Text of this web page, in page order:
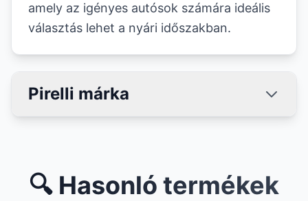
amely az igényes autósok számára ideális
választás lehet a nyári időszakban.
Pirelli márka
🔍 Hasonló termékek